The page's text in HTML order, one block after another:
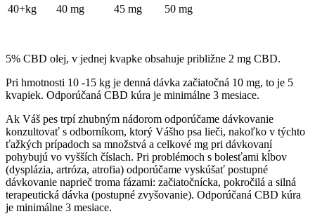
40+kg
40 mg 45 mg 50 mg
5% CBD olej, v jednej kvapke obsahuje približne 2 mg CBD.
Pri hmotnosti 10 -15 kg je denná dávka začiatočná 10 mg, to je 5
kvapiek. Odporúčaná CBD kúra je minimálne 3 mesiace.
Ak Váš pes trpí zhubným nádorom odporúčame dávkovanie
konzultovať s odborníkom, ktorý Vášho psa lieči, nakoľko v týchto
ťažkých prípadoch sa množstvá a celkové mg pri dávkovaní
pohybujú vo vyšších číslach. Pri problémoch s bolesťami kĺbov
(dysplázia, artróza, atrofia) odporúčame vyskúšať postupné
dávkovanie naprieč troma fázami: začiatočnícka, pokročilá a silná
terapeutická dávka (postupné zvyšovanie). Odporúčaná CBD kúra
je minimálne 3 mesiace.